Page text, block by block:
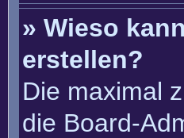
» Wieso
erstellen?
Die maximal
die Board-